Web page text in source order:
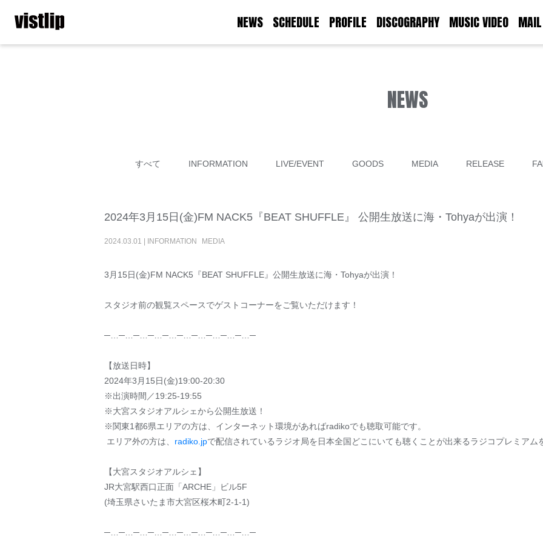
NEWS SCHEDULE PROFILE DISCOGRAPHY MUSIC VIDEO MAIL
NEWS
すべて INFORMATION LIVE/EVENT GOODS MEDIA RELEASE
2024年3月15日(金)FM NACK5『BEAT SHUFFLE』 公開生放送に海・Tohyaが出演！
2024.03.01 INFORMATION MEDIA
3月15日(金)FM NACK5『BEAT SHUFFLE』公開生放送に海・Tohyaが出演！
スタジオ前の観覧スペースでゲストコーナーをご覧いただけます！
─…─…─…─…─…─…─…─…─…─…─
【放送日時】
2024年3月15日(金)19:00-20:30
※出演時間／19:25-19:55
※大宮スタジオアルシェから公開生放送！
※関東1都6県エリアの方は、インターネット環境があればradikoでも聴取可能です。
エリア外の方は、 radiko.jpで配信されているラジオ局を日本全国どこにいても聴くことが出来るラジコプレミアム
【大宮スタジオアルシェ】
JR大宮駅西口正面「ARCHE」ビル5F
(埼玉県さいたま市大宮区桜木町2-1-1)
─…─…─…─…─…─…─…─…─…─…─